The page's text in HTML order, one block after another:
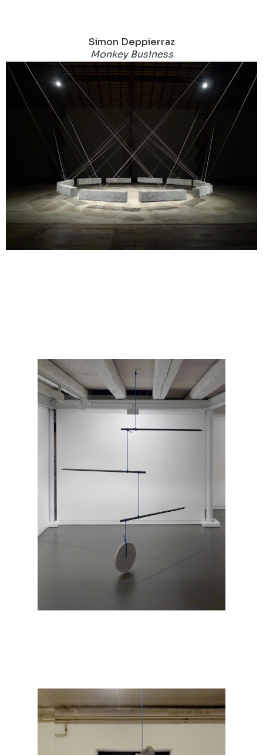
Simon Deppierraz
Monkey Business
2013
Simon Deppierraz
Callisto
2013
Simon Deppierraz
Der Bergsteiger
2012